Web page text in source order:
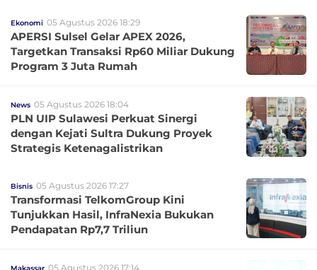
Ekonomi 05 Agustus 2026 18:29
APERSI Sulsel Gelar APEX 2026,
Targetkan Transaksi Rp60 Miliar Dukung
Program 3 Juta Rumah
News 05 Agustus 2026 18:04
PLN UIP Sulawesi Perkuat Sinergi
dengan Kejati Sultra Dukung Proyek
Strategis Ketenagalistrikan
Bisnis 05 Agustus 2026 17:27
Transformasi TelkomGroup Kini
Tunjukkan Hasil, InfraNexia Bukukan
Pendapatan Rp7,7 Triliun
05 Agustus 2026 17:14